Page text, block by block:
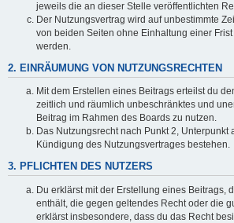
jeweils die an dieser Stelle veröffentlichten
Der Nutzungsvertrag wird auf unbestimmte
von beiden Seiten ohne Einhaltung einer
werden.
2. EINRÄUMUNG VON NUTZUNGSRECHTEN
Mit dem Erstellen eines Beitrags erteilst du
zeitlich und räumlich unbeschränktes und
Beitrag im Rahmen des Boards zu nutzen.
Das Nutzungsrecht nach Punkt 2, Unterpunkt
Kündigung des Nutzungsvertrages bestehen.
3. PFLICHTEN DES NUTZERS
Du erklärst mit der Erstellung eines Beitrags,
enthält, die gegen geltendes Recht oder die
erklärst insbesondere, dass du das Recht